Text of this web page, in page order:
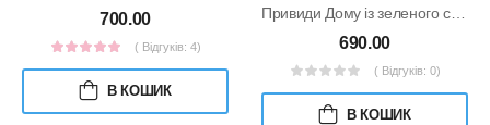
700.00
( Відгуків: 4)
В КОШИК
Привиди Дому із зеленого скла
690.00
( Відгуків: 0)
В КОШИК